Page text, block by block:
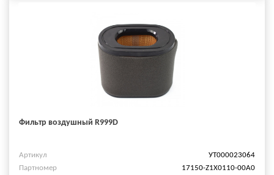
Фильтр воздушный R999D
Артикул
УТ000023064
Партномер
17150-Z1X0110-00A0